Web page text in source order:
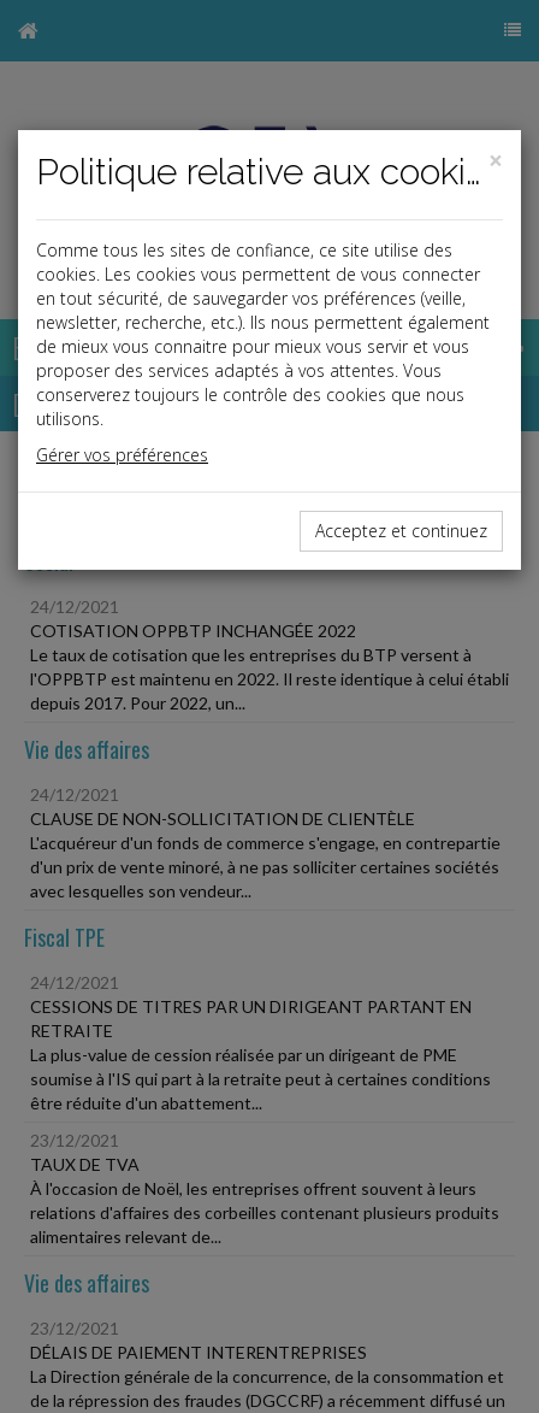
Base documentaire
Dépêches
Liste des dernières dépêches
24/12/2021
COTISATION OPPBTP INCHANGÉE 2022
Le taux de cotisation que les entreprises du BTP versent à
l'OPPBTP est maintenu en 2022. Il reste identique à celui établi
depuis 2017. Pour 2022, un...
Vie des affaires
24/12/2021
CLAUSE DE NON-SOLLICITATION DE CLIENTÈLE
L'acquéreur d'un fonds de commerce s'engage, en contrepartie
d'un prix de vente minoré, à ne pas solliciter certaines sociétés
avec lesquelles son vendeur...
Fiscal TPE
24/12/2021
CESSIONS DE TITRES PAR UN DIRIGEANT PARTANT EN
RETRAITE
La plus-value de cession réalisée par un dirigeant de PME
soumise à l'IS qui part à la retraite peut à certaines conditions
être réduite d'un abattement...
23/12/2021
TAUX DE TVA
À l'occasion de Noël, les entreprises offrent souvent à leurs
relations d'affaires des corbeilles contenant plusieurs produits
alimentaires relevant de...
Vie des affaires
23/12/2021
DÉLAIS DE PAIEMENT INTERENTREPRISES
La Direction générale de la concurrence, de la consommation et
de la répression des fraudes (DGCCRF) a récemment diffusé un
×
Politique relative aux cookies
Comme tous les sites de confiance, ce site utilise des
cookies. Les cookies vous permettent de vous connecter
en tout sécurité, de sauvegarder vos préférences (veille,
newsletter, recherche, etc.). Ils nous permettent également
de mieux vous connaitre pour mieux vous servir et vous
proposer des services adaptés à vos attentes. Vous
conserverez toujours le contrôle des cookies que nous
utilisons.
Gérer vos préférences
Acceptez et continuez